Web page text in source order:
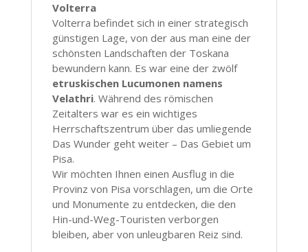
Volterra
Volterra befindet sich in einer strategisch
günstigen Lage, von der aus man eine der
schönsten Landschaften der Toskana
bewundern kann. Es war eine der zwölf
etruskischen Lucumonen namens
Velathri. Während des römischen
Zeitalters war es ein wichtiges
Herrschaftszentrum über das umliegende
Das Wunder geht weiter – Das Gebiet um
Pisa.
Wir möchten Ihnen einen Ausflug in die
Provinz von Pisa vorschlagen, um die Orte
und Monumente zu entdecken, die den
Hin-und-Weg-Touristen verborgen
bleiben, aber von unleugbaren Reiz sind.